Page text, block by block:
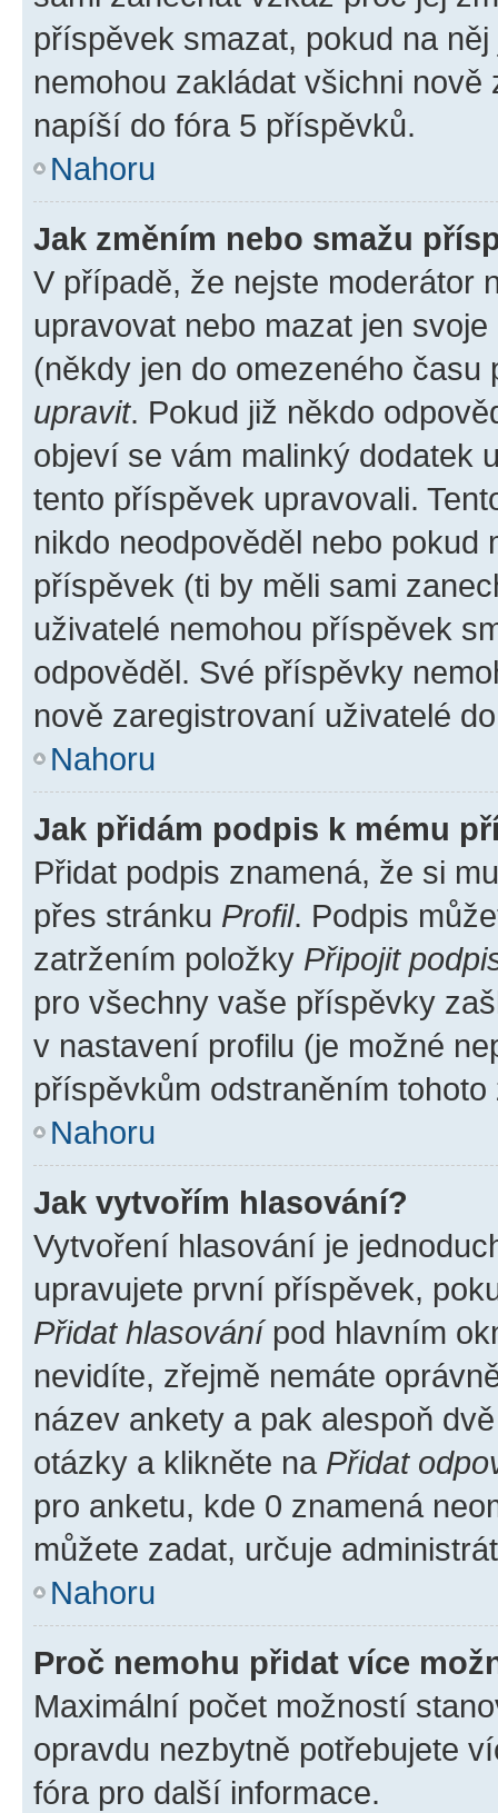
příspěvek smazat, pokud na
nemohou zakládat všichni
napíší do fóra 5 příspěvků.
Nahoru
Jak změním nebo smažu
V případě, že nejste moderátor
upravovat nebo mazat jen
(někdy jen do omezeného
upravit. Pokud již někdo
objeví se vám malinký dodatek
tento příspěvek upravovali.
nikdo neodpověděl nebo pokud
příspěvek (ti by měli sami
uživatelé nemohou příspěvek
odpověděl. Své příspěvky
nově zaregistrovaní uživatelé
Nahoru
Jak přidám podpis k mému
Přidat podpis znamená, že si
přes stránku Profil. Podpis
zatržením položky Připojit
pro všechny vaše příspěvky
v nastavení profilu (je možné
příspěvkům odstraněním
Nahoru
Jak vytvořím hlasování?
Vytvoření hlasování je
upravujete první příspěvek,
Přidat hlasovánípod hlavním
nevidíte, zřejmě nemáte
název ankety a pak alespoň
otázky a klikněte na Přidat
pro anketu, kde 0 znamená
můžete zadat, určuje
Nahoru
Proč nemohu přidat více
Maximální počet možností
opravdu nezbytně potřebujete
fóra pro další informace.